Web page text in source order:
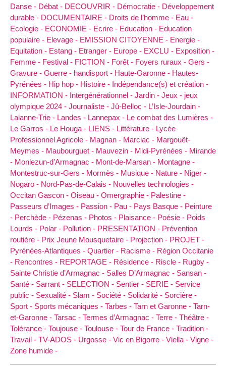
Danse - Débat - DECOUVRIR - Démocratie - Développement
durable - DOCUMENTAIRE - Droits de l’homme - Eau -
Ecologie - ECONOMIE - Ecrire - Education - Education
populaire - Elevage - EMISSION CITOYENNE - Energie -
Equitation - Estang - Etranger - Europe - EXCLU - Exposition -
Femme - Festival - FICTION - Forêt - Foyers ruraux - Gers -
Gravure - Guerre - handisport - Haute-Garonne - Hautes-
Pyrénées - Hip hop - Histoire - Indépendance(s) et création -
INFORMATION - Intergénérationnel - Jardin - Jeux - jeux
olympique 2024 - Journaliste - Jû-Belloc - L’Isle-Jourdain -
Lalanne-Trie - Landes - Lannepax - Le combat des Lumières -
Le Garros - Le Houga - LIENS - Littérature - Lycée
Professionnel Agricole - Magnan - Marciac - Margouët-
Meymes - Maubourguet - Mauvezin - Midi-Pyrénées - Mirande
- Monlezun-d’Armagnac - Mont-de-Marsan - Montagne -
Montestruc-sur-Gers - Mormès - Musique - Nature - Niger -
Nogaro - Nord-Pas-de-Calais - Nouvelles technologies -
Occitan Gascon - Oiseau - Omergraphie - Palestine -
Passeurs d’Images - Passion - Pau - Pays Basque - Peinture
- Perchède - Pézenas - Photos - Plaisance - Poésie - Poids
Lourds - Polar - Pollution - PRESENTATION - Prévention
routière - Prix Jeune Mousquetaire - Projection - PROJET -
Pyrénées-Atlantiques - Quartier - Racisme - Région Occitanie
- Rencontres - REPORTAGE - Résidence - Riscle - Rugby -
Sainte Christie d’Armagnac - Salles D’Armagnac - Sansan -
Santé - Sarrant - SELECTION - Sentier - SERIE - Service
public - Sexualité - Slam - Société - Solidarité - Sorcière -
Sport - Sports mécaniques - Tarbes - Tarn et Garonne - Tarn-
et-Garonne - Tarsac - Termes d’Armagnac - Terre - Théâtre -
Tolérance - Toujouse - Toulouse - Tour de France - Tradition -
Travail - TV-ADOS - Urgosse - Vic en Bigorre - Viella - Vigne -
Zone humide -